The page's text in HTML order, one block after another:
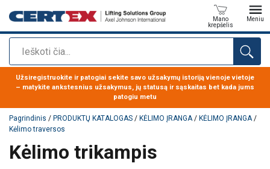
Paieška
Mano
krepšelis
Meniu
Produktas buvo pridėtas prie jūsų užklausos
Užsiregistruokite ir patogiai sekite savo užsakymų istoriją vienoje vietoje
– matykite ankstesnius užsakymus, jų statusą ir sąskaitas bet kada jums
patogiu metu
Pagrindinis / PRODUKTŲ KATALOGAS / KĖLIMO ĮRANGA/ KĖLIMO ĮRANGA/
Kėlimo traversos
Kėlimo trikampis